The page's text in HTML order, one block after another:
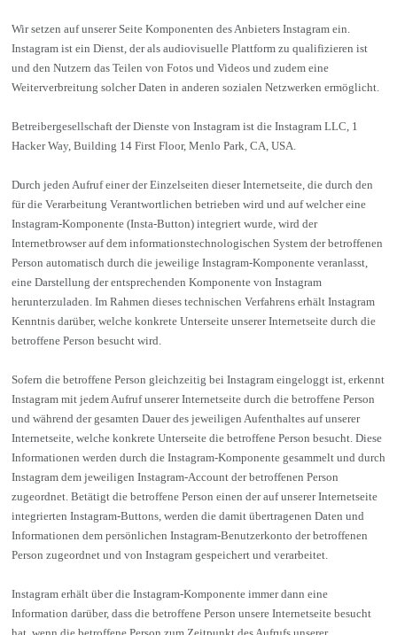
Wir setzen auf unserer Seite Komponenten des Anbieters Instagram ein.
Instagram ist ein Dienst, der als audiovisuelle Plattform zu qualifizieren ist
und den Nutzern das Teilen von Fotos und Videos und zudem eine
Weiterverbreitung solcher Daten in anderen sozialen Netzwerken ermöglicht.
Betreibergesellschaft der Dienste von Instagram ist die Instagram LLC, 1
Hacker Way, Building 14 First Floor, Menlo Park, CA, USA.
Durch jeden Aufruf einer der Einzelseiten dieser Internetseite, die durch den
für die Verarbeitung Verantwortlichen betrieben wird und auf welcher eine
Instagram-Komponente (Insta-Button) integriert wurde, wird der
Internetbrowser auf dem informationstechnologischen System der betroffenen
Person automatisch durch die jeweilige Instagram-Komponente veranlasst,
eine Darstellung der entsprechenden Komponente von Instagram
herunterzuladen. Im Rahmen dieses technischen Verfahrens erhält Instagram
Kenntnis darüber, welche konkrete Unterseite unserer Internetseite durch die
betroffene Person besucht wird.
Sofern die betroffene Person gleichzeitig bei Instagram eingeloggt ist, erkennt
Instagram mit jedem Aufruf unserer Internetseite durch die betroffene Person
und während der gesamten Dauer des jeweiligen Aufenthaltes auf unserer
Internetseite, welche konkrete Unterseite die betroffene Person besucht. Diese
Informationen werden durch die Instagram-Komponente gesammelt und durch
Instagram dem jeweiligen Instagram-Account der betroffenen Person
zugeordnet. Betätigt die betroffene Person einen der auf unserer Internetseite
integrierten Instagram-Buttons, werden die damit übertragenen Daten und
Informationen dem persönlichen Instagram-Benutzerkonto der betroffenen
Person zugeordnet und von Instagram gespeichert und verarbeitet.
Instagram erhält über die Instagram-Komponente immer dann eine
Information darüber, dass die betroffene Person unsere Internetseite besucht